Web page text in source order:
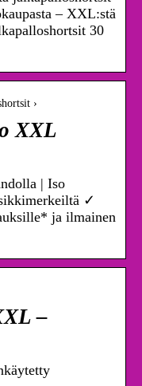
– XXL:stä
30
›
XXL
| Iso
✓
ja ilmainen
–